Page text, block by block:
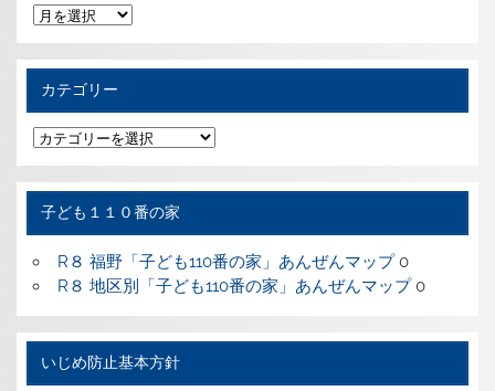
過
去
の
記
カテゴリー
カ
テ
ゴ
リ
子ども１１０番の家
R８ 福野「子ども110番の家」あんぜんマップ0
R８ 地区別「子ども110番の家」あんぜんマップ0
いじめ防止基本方針